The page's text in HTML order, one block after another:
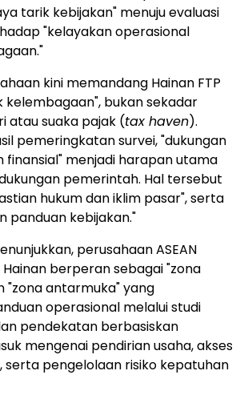
tarik kebijakan" menuju evaluasi
"kelayakan operasional
kini memandang Hainan FTP
kelembagaan", bukan sekadar
atau suaka pajak (tax haven).
pemeringkatan survei, "dukungan
finansial" menjadi harapan utama
pemerintah. Hal tersebut
hukum dan iklim pasar", serta
panduan kebijakan."
perusahaan ASEAN
berperan sebagai "zona
"zona antarmuka" yang
operasional melalui studi
pendekatan berbasiskan
mengenai pendirian usaha, akses
serta pengelolaan risiko kepatuhan